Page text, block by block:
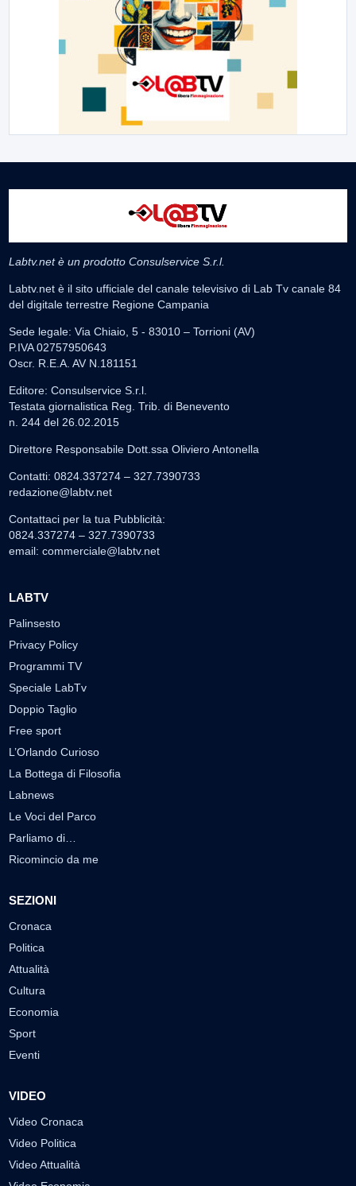
Labtv.net è un prodotto Consulservice S.r.l.
Labtv.net è il sito ufficiale del canale televisivo di Lab Tv canale 84
del digitale terrestre Regione Campania
Sede legale: Via Chiaio, 5 - 83010 – Torrioni (AV)
P.IVA 02757950643
Oscr. R.E.A. AV N.181151
Editore: Consulservice S.r.l.
Testata giornalistica Reg. Trib. di Benevento
n. 244 del 26.02.2015
Direttore Responsabile Dott.ssa Oliviero Antonella
Contatti: 0824.337274 – 327.7390733
redazione@labtv.net
Contattaci per la tua Pubblicità:
0824.337274 – 327.7390733
email: commerciale@labtv.net
LABTV
Palinsesto
Privacy Policy
Programmi TV
Speciale LabTv
Doppio Taglio
Free sport
L’Orlando Curioso
La Bottega di Filosofia
Labnews
Le Voci del Parco
Parliamo di…
Ricomincio da me
SEZIONI
Cronaca
Politica
Attualità
Cultura
Economia
Sport
Eventi
VIDEO
Video Cronaca
Video Politica
Video Attualità